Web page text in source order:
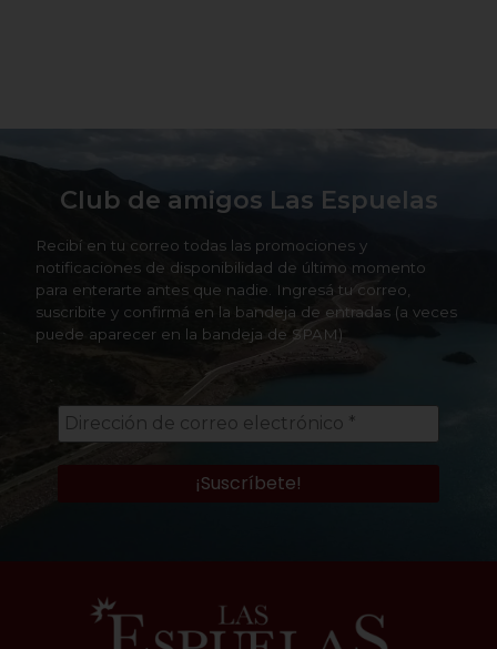
Club de amigos Las Espuelas
Recibí en tu correo todas las promociones y
notificaciones de disponibilidad de último momento
para enterarte antes que nadie. Ingresá tu correo,
suscribite y confirmá en la bandeja de entradas (a veces
puede aparecer en la bandeja de SPAM)